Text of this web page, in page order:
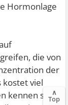
Hormonlage
die von
der
viel
kennen sich
∧
Top